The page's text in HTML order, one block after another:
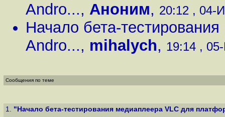
Andro..., Аноним, 20:12 , 04-
Начало бета-
Andro..., mihalych, 19:14 ,
Сообщения по теме
1. "Начало бета-тестирования медиаплеера VLC для